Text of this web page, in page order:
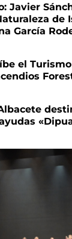
Javier
de
García
el